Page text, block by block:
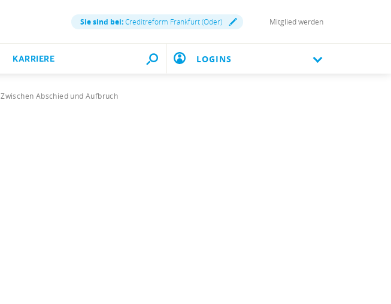
Sie sind bei:Creditreform Frankfurt (Oder) Mitglied werden
KARRIERE LOGINS
Zwischen Abschied und Aufbruch